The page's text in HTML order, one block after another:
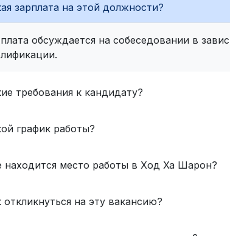
зарплата на этой должности?
обсуждается на собеседовании в
требования к кандидату?
график работы?
находится место работы в Ход Ха Шарон?
откликнуться на эту вакансию?